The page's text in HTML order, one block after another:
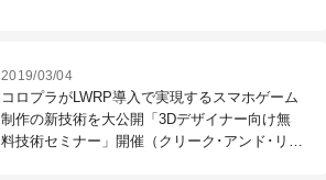
2019/03/04
コロプラがLWRP導入で実現するスマホゲーム
制作の新技術を大公開「3Dデザイナー向け無
料技術セミナー」開催（クリーク･アンド･リバ